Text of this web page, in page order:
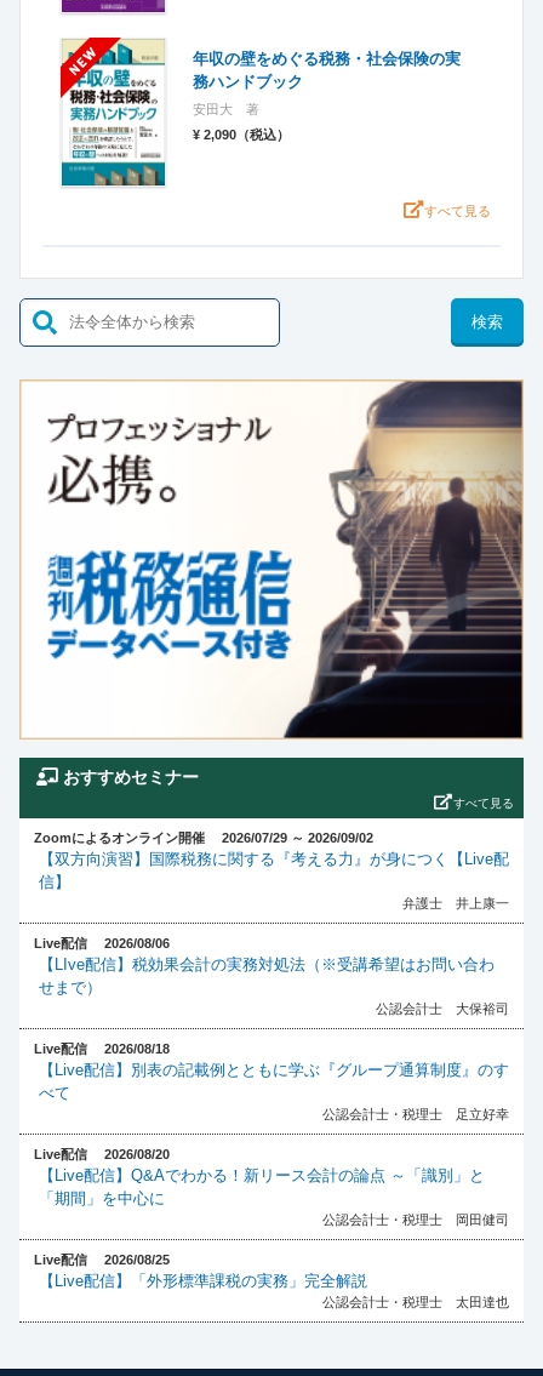
年収の壁をめぐる税務・社会保険の実
務ハンドブック
安田大 著
¥ 2,090（税込）
すべて見る
検索
おすすめセミナー
すべて見る
Zoomによるオンライン開催 2026/07/29 ～ 2026/09/02
【双方向演習】国際税務に関する『考える力』が身につく【Live配
信】
弁護士 井上康一
Live配信 2026/08/06
【LIve配信】税効果会計の実務対処法（※受講希望はお問い合わ
せまで）
公認会計士 大保裕司
Live配信 2026/08/18
【Live配信】別表の記載例とともに学ぶ『グループ通算制度』のす
べて
公認会計士・税理士 足立好幸
Live配信 2026/08/20
【Live配信】Q&Aでわかる！新リース会計の論点 ～「識別」と
「期間」を中心に
公認会計士・税理士 岡田健司
Live配信 2026/08/25
【Live配信】「外形標準課税の実務」完全解説
公認会計士・税理士 太田達也